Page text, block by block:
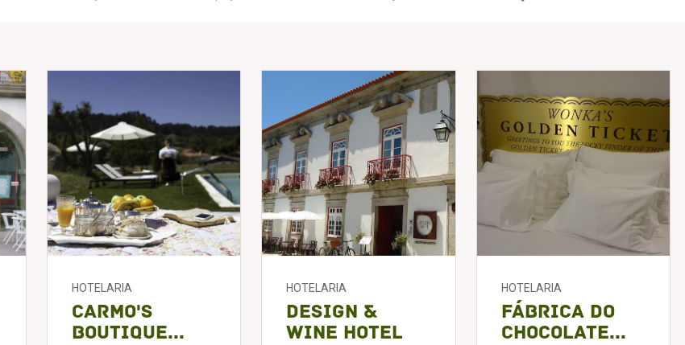
HOTELARIA
Carmo's
Boutique...
HOTELARIA
Design &
Wine Hotel
HOTELARIA
Fábrica do
Chocolate...